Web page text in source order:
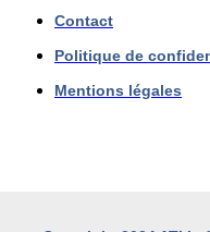
Contact
Politique de
Mentions légales